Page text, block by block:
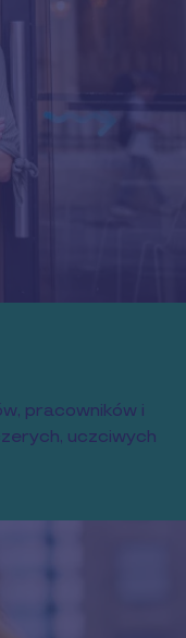
pracowników i
uczciwych